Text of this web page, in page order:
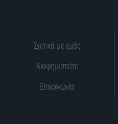
Σχετικά με εμάς
Διαφημιστείτε
Επικοινωνία